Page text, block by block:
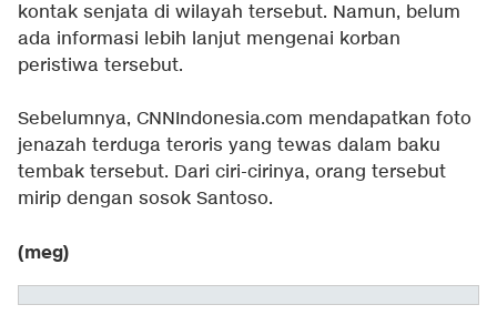
kontak senjata di wilayah tersebut. Namun, belum
ada informasi lebih lanjut mengenai korban
peristiwa tersebut.
Sebelumnya, CNNIndonesia.com mendapatkan foto
jenazah terduga teroris yang tewas dalam baku
tembak tersebut. Dari ciri-cirinya, orang tersebut
mirip dengan sosok Santoso.
(meg)